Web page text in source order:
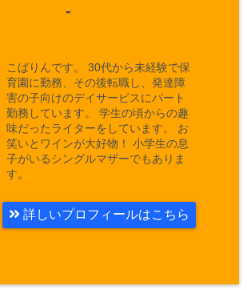
-
こばりんです。 30代から未経験で保
育園に勤務、その後転職し、発達障
害の子向けのデイサービスにパート
勤務しています。 学生の頃からの趣
味だったライターをしています。 お
笑いとワインが大好物！ 小学生の息
子がいるシングルマザーでもありま
す。
詳しいプロフィールはこちら